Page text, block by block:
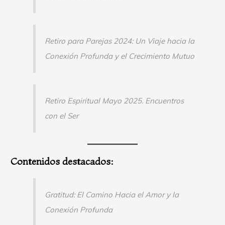
Retiro para Parejas 2024: Un Viaje hacia la
Conexión Profunda y el Crecimiento Mutuo
Retiro Espiritual Mayo 2025. Encuentros
con el Ser
Contenidos destacados:
Gratitud: El Camino Hacia el Amor y la
Conexión Profunda